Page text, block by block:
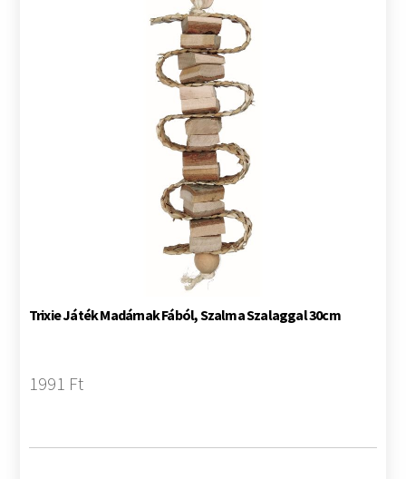
Trixie Játék Madárnak Fából, Szalma Szalaggal 30cm
1991 Ft